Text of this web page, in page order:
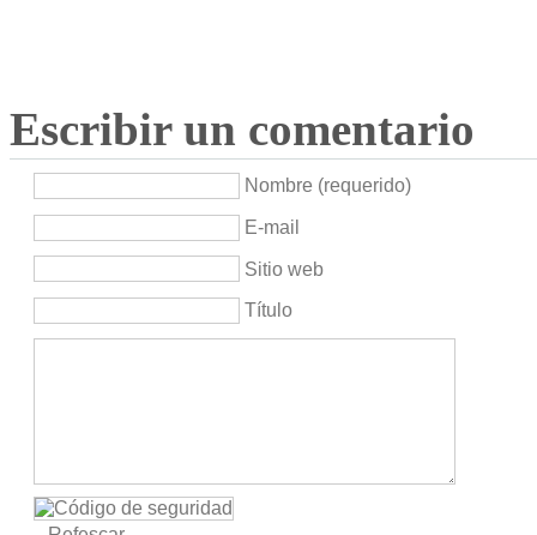
Escribir un comentario
Nombre (requerido)
E-mail
Sitio web
Título